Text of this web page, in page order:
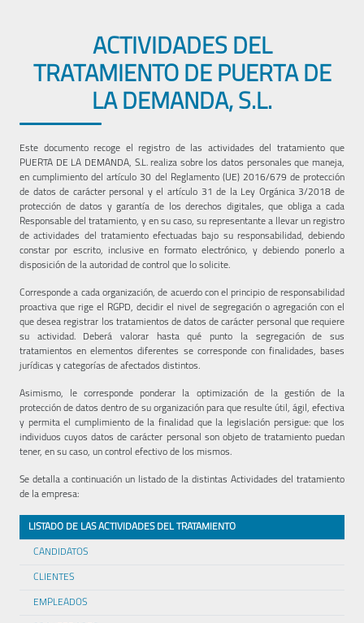
ACTIVIDADES DEL
TRATAMIENTO DE PUERTA DE
LA DEMANDA, S.L.
Este documento recoge el registro de las actividades del tratamiento que
PUERTA DE LA DEMANDA, S.L. realiza sobre los datos personales que maneja,
en cumplimiento del artículo 30 del Reglamento (UE) 2016/679 de protección
de datos de carácter personal y el artículo 31 de la Ley Orgánica 3/2018 de
protección de datos y garantía de los derechos digitales, que obliga a cada
Responsable del tratamiento, y en su caso, su representante a llevar un registro
de actividades del tratamiento efectuadas bajo su responsabilidad, debiendo
constar por escrito, inclusive en formato electrónico, y debiendo ponerlo a
disposición de la autoridad de control que lo solicite.
Corresponde a cada organización, de acuerdo con el principio de responsabilidad
proactiva que rige el RGPD, decidir el nivel de segregación o agregación con el
que desea registrar los tratamientos de datos de carácter personal que requiere
su actividad. Deberá valorar hasta qué punto la segregación de sus
tratamientos en elementos diferentes se corresponde con finalidades, bases
jurídicas y categorías de afectados distintos.
Asimismo, le corresponde ponderar la optimización de la gestión de la
protección de datos dentro de su organización para que resulte útil, ágil, efectiva
y permita el cumplimiento de la finalidad que la legislación persigue: que los
individuos cuyos datos de carácter personal son objeto de tratamiento puedan
tener, en su caso, un control efectivo de los mismos.
Se detalla a continuación un listado de la distintas Actividades del tratamiento
de la empresa:
LISTADO DE LAS ACTIVIDADES DEL TRATAMIENTO
CANDIDATOS
CLIENTES
EMPLEADOS